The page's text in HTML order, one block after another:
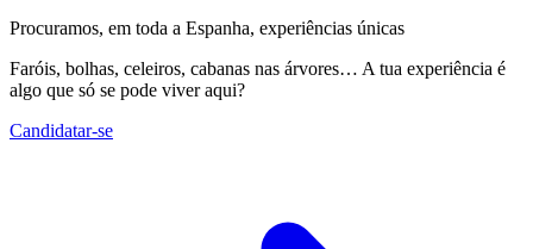
Procuramos, em toda a Espanha, experiências únicas
Faróis, bolhas, celeiros, cabanas nas árvores… A tua experiência é
algo que só se pode viver aqui?
Candidatar-se